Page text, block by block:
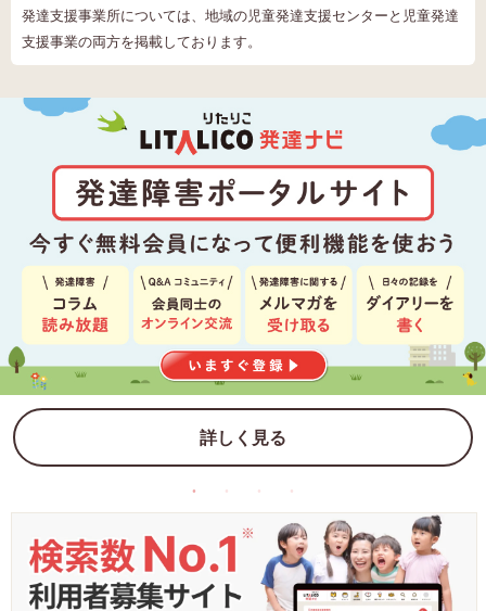
発達支援事業所については、地域の児童発達支援センターと児童発達
支援事業の両方を掲載しております。
詳しく見る